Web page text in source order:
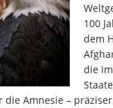
100
dem
die
die Amnesie –